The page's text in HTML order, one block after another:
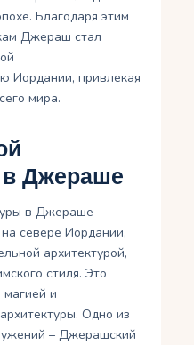
Благодаря этим
Джераш стал
Иордании, привлекая
мира.
в Джераше
в Джераше
севере Иордании,
архитектурой,
стиля. Это
магией и
Одно из
– Джерашский